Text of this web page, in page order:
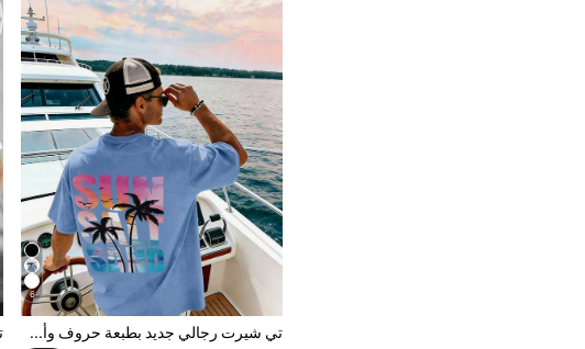
6
تي شيرت رجالي جديد بطبعة حروف وأشجار نخيل، أسلوب عطلة شاطئية، أكمام قصيرة، شحن مجاني، توب، هدية للرجال